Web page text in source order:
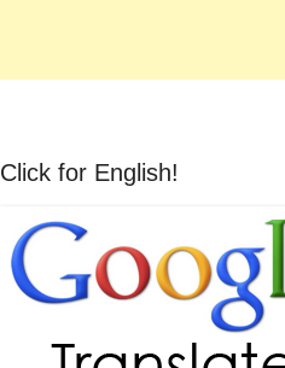
Click for English!